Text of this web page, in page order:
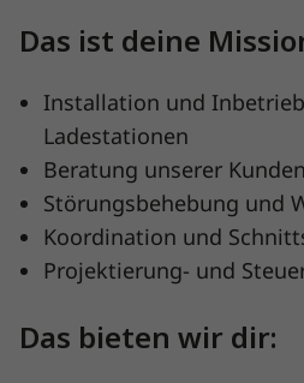
Das ist deine
Installation und
Ladestationen
Beratung unserer
Störungsbehebung und
Koordination und
Projektierung- und
Das bieten wir dir: